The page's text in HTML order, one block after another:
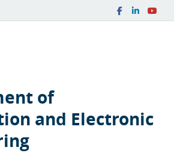
of
and Electronic